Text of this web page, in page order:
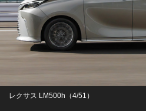
レクサス LM500h（4/51）